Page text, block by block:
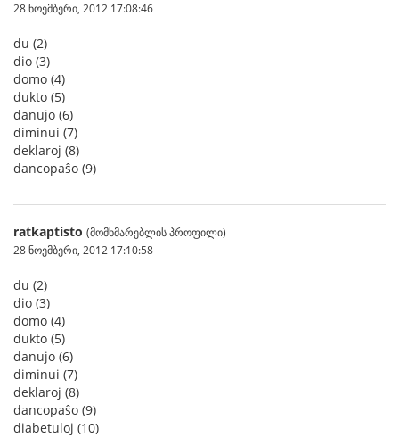
28 ნოემბერი, 2012 17:08:46
du (2)
dio (3)
domo (4)
dukto (5)
danujo (6)
diminui (7)
deklaroj (8)
dancopaŝo (9)
ratkaptisto (მომხმარებლის პროფილი)
28 ნოემბერი, 2012 17:10:58
du (2)
dio (3)
domo (4)
dukto (5)
danujo (6)
diminui (7)
deklaroj (8)
dancopaŝo (9)
diabetuloj (10)